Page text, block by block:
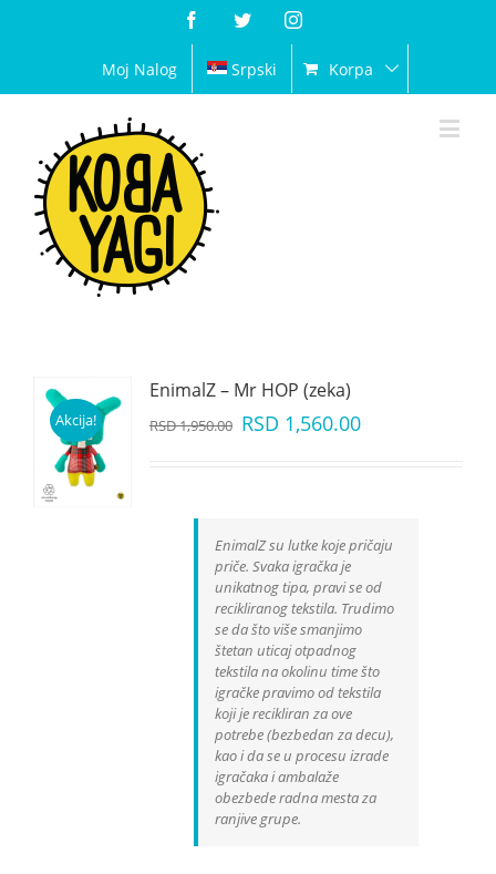
FacebookTwitterInstagram
Moj Nalog Srpski Korpa
Akcija!
EnimalZ – Mr HOP (zeka)
RSD1,950.00 RSD 1,560.00
EnimalZ su lutke koje pričaju
priče. Svaka igračka je
unikatnog tipa, pravi se od
recikliranog tekstila. Trudimo
se da što više smanjimo
štetan uticaj otpadnog
tekstila na okolinu time što
igračke pravimo od tekstila
koji je recikliran za ove
potrebe (bezbedan za decu),
kao i da se u procesu izrade
igračaka i ambalaže
obezbede radna mesta za
ranjive grupe.